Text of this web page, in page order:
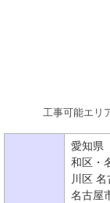
工事可能エリ
愛知県
和区・
川区
名古屋